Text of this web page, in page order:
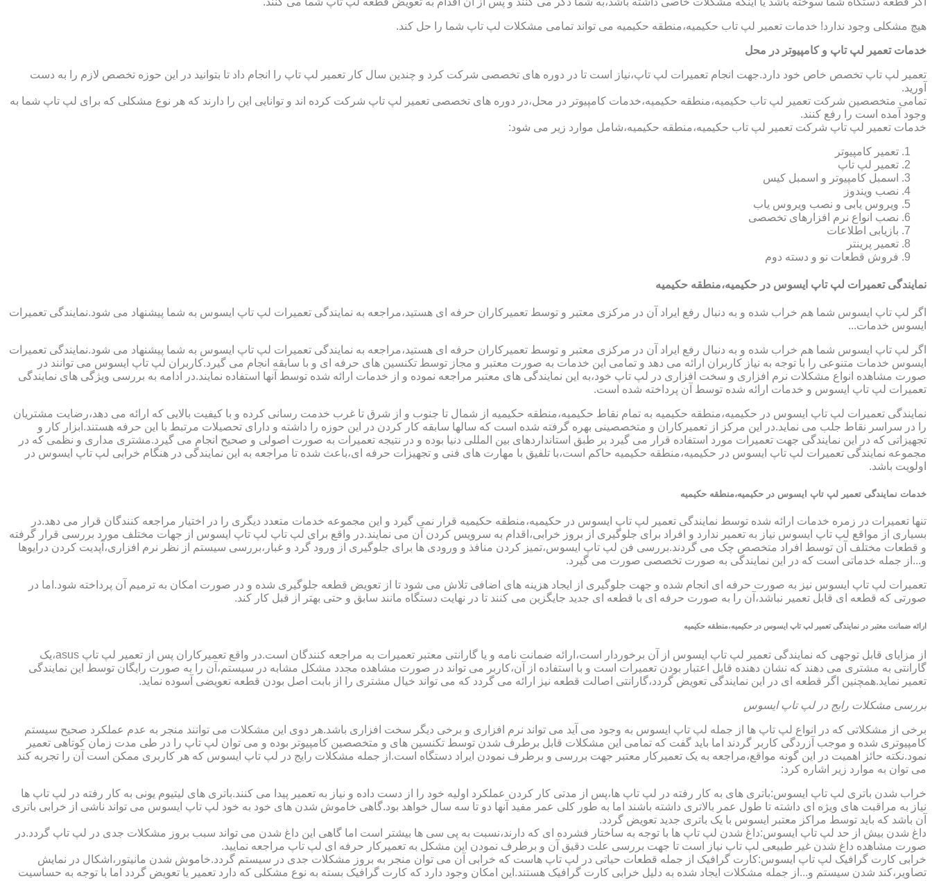
هیچ مشکلی وجود ندارد! خدمات تعمیر لپ تاب حکیمیه،منطقه حکیمیه می تواند تمامی مشکلات لپ تاپ شما را حل کند.
خدمات تعمیر لپ تاپ و کامپیوتر در محل
تعمیر لپ تاپ تخصص خاص خود دارد.جهت انجام تعمیرات لپ تاپ،نیاز است تا در دوره های تخصصی شرکت کرد و چندین سال کار تعمیر لپ تاپ را انجام داد تا بتوانید در این حوزه تخصص لازم را به دست
آورید.
تمامی متخصصین شرکت تعمیر لپ تاب حکیمیه،منطقه حکیمیه،خدمات کامپیوتر در محل،در دوره های تخصصی تعمیر لپ تاپ شرکت کرده اند و توانایی این را دارند که هر نوع مشکلی که برای لپ تاپ شما به
وجود آمده است را رفع کنند.
خدمات تعمیر لپ تاپ شرکت تعمیر لپ تاب حکیمیه،منطقه حکیمیه،شامل موارد زیر می شود:
تعمیر کامپیوتر
تعمیر لپ تاپ
اسمبل کامپیوتر و اسمبل کیس
نصب ویندوز
ویروس یابی و نصب ویروس یاب
نصب انواع نرم افزارهای تخصصی
بازیابی اطلاعات
تعمیر پرینتر
فروش قطعات نو و دسته دوم
نمایندگی تعمیرات لپ تاپ ایسوس در حکیمیه،منطقه حکیمیه
اگر لپ تاپ ایسوس شما هم خراب شده و به دنبال رفع ایراد آن در مرکزی معتبر و توسط تعمیرکاران حرفه ای هستید،مراجعه به نمایندگی تعمیرات لپ تاپ ایسوس به شما پیشنهاد می شود.نمایندگی تعمیرات
ایسوس خدمات...
اگر لپ تاپ ایسوس شما هم خراب شده و به دنبال رفع ایراد آن در مرکزی معتبر و توسط تعمیرکاران حرفه ای هستید،مراجعه به نمایندگی تعمیرات لپ تاپ ایسوس به شما پیشنهاد می شود.نمایندگی تعمیرات
ایسوس خدمات متنوعی را با توجه به نیاز کاربران ارائه می دهد و تمامی این خدمات به صورت معتبر و مجاز توسط تکنسین های حرفه ای و با سابقه انجام می گیرد.کاربران لپ تاپ ایسوس می توانند در
صورت مشاهده انواع مشکلات نرم افزاری و سخت افزاری در لپ تاپ خود،به این نمایندگی های معتبر مراجعه نموده و از خدمات ارائه شده توسط آنها استفاده نمایند.در ادامه به بررسی ویژگی های نمایندگی
تعمیرات لپ تاپ ایسوس و خدمات ارائه شده توسط آن پرداخته شده است.
نمایندگی تعمیرات لپ تاپ ایسوس در حکیمیه،منطقه حکیمیه به تمام نقاط حکیمیه،منطقه حکیمیه از شمال تا جنوب و از شرق تا غرب خدمت رسانی کرده و با کیفیت بالایی که ارائه می دهد،رضایت مشتریان
را در سراسر نقاط جلب می نماید.در این مرکز از تعمیرکاران و متخصصینی بهره گرفته شده است که سالها سابقه کار کردن در این حوزه را داشته و دارای تحصیلات مرتبط با این حرفه هستند.ابزار کار و
تجهیزاتی که در این نمایندگی جهت تعمیرات مورد استفاده قرار می گیرد بر طبق استانداردهای بین المللی دنیا بوده و در نتیجه تعمیرات به صورت اصولی و صحیح انجام می گیرد.مشتری مداری و نظمی که در
مجموعه نمایندگی تعمیرات لپ تاپ ایسوس در حکیمیه،منطقه حکیمیه حاکم است،با تلفیق با مهارت های فنی و تجهیزات حرفه ای،باعث شده تا مراجعه به این نمایندگی در هنگام خرابی لپ تاپ ایسوس در
اولویت باشد.
خدمات نمایندگی تعمیر لپ تاپ ایسوس در حکیمیه،منطقه حکیمیه
تنها تعمیرات در زمره خدمات ارائه شده توسط نمایندگی تعمیر لپ تاپ ایسوس در حکیمیه،منطقه حکیمیه قرار نمی گیرد و این مجموعه خدمات متعدد دیگری را در اختیار مراجعه کنندگان قرار می دهد.در
بسیاری از مواقع لپ تاپ ایسوس نیاز به تعمیر ندارد و افراد برای جلوگیری از بروز خرابی،اقدام به سرویس کردن آن می نمایند.در واقع برای لپ تاپ لپ تاپ ایسوس از جهات مختلف مورد بررسی قرار گرفته
و قطعات مختلف آن توسط افراد متخصص چک می گردند.بررسی فن لپ تاپ ایسوس،تمیز کردن منافذ و ورودی ها برای جلوگیری از ورود گرد و غبار،بررسی سیستم از نظر نرم افزاری،آپدیت کردن درایوها
و...از جمله خدماتی است که در این نمایندگی به صورت تخصصی صورت می گیرد.
تعمیرات لپ تاپ ایسوس نیز به صورت حرفه ای انجام شده و جهت جلوگیری از ایجاد هزینه های اضافی تلاش می شود تا از تعویض قطعه جلوگیری شده و در صورت امکان به ترمیم آن پرداخته شود.اما در
صورتی که قطعه ای قابل تعمیر نباشد،آن را به صورت حرفه ای با قطعه ای جدید جایگزین می کنند تا در نهایت دستگاه مانند سابق و حتی بهتر از قبل کار کند.
ارائه ضمانت معتبر در نمایندگی تعمیر لپ تاپ ایسوس در حکیمیه،منطقه حکیمیه
از مزایای قابل توجهی که نمایندگی تعمیر لپ تاپ ایسوس از آن برخوردار است،ارائه ضمانت نامه و یا گارانتی معتبر تعمیرات به مراجعه کنندگان است.در واقع تعمیرکاران پس از تعمیر لپ تاپ asus،یک
گارانتی به مشتری می دهند که نشان دهنده قابل اعتبار بودن تعمیرات است و با استفاده از آن،کاربر می تواند در صورت مشاهده مجدد مشکل مشابه در سیستم،آن را به صورت رایگان توسط این نمایندگی
تعمیر نماید.همچنین اگر قطعه ای در این نمایندگی تعویض گردد،گارانتی اصالت قطعه نیز ارائه می گردد که می تواند خیال مشتری را از بابت اصل بودن قطعه تعویضی آسوده نماید.
بررسی مشکلات رایج در لپ تاپ ایسوس
برخی از مشکلاتی که در انواع لپ تاپ ها از جمله لپ تاپ ایسوس به وجود می آید می تواند نرم افزاری و برخی دیگر سخت افزاری باشد.هر دوی این مشکلات می توانند منجر به عدم عملکرد صحیح سیستم
کامپیوتری شده و موجب آزردگی کاربر گردند اما باید گفت که تمامی این مشکلات قابل برطرف شدن توسط تکنسین های و متخصصین کامپیوتر بوده و می توان لپ تاپ را در طی مدت زمان کوتاهی تعمیر
نمود.نکته حائز اهمیت در این گونه مواقع،مراجعه به یک تعمیرکار معتبر جهت بررسی و برطرف نمودن ایراد دستگاه است.از جمله مشکلات رایج در لپ تاپ ایسوس که هر کاربری ممکن است آن را تجربه کند
می توان به موارد زیر اشاره کرد:
خراب شدن باتری لپ تاپ ایسوس:باتری های به کار رفته در لپ تاپ ها،پس از مدتی کار کردن عملکرد اولیه خود را از دست داده و نیاز به تعمیر پیدا می کنند.باتری های لیتیوم یونی به کار رفته در لپ تاپ ها
نیاز به مراقبت های ویژه ای داشته تا طول عمر بالاتری داشته باشند اما به طور کلی عمر مفید آنها دو تا سه سال خواهد بود.گاهی خاموش شدن های خود به خود لپ تاپ ایسوس می تواند ناشی از خرابی باتری
آن باشد که باید توسط مراکز معتبر ایسوس با یک باتری جدید تعویض گردد.
داغ شدن بیش از حد لپ تاپ ایسوس:داغ شدن لپ تاپ ها با توجه به ساختار فشرده ای که دارند،نسبت به پی سی ها بیشتر است اما گاهی این داغ شدن می تواند سبب بروز مشکلات جدی در لپ تاپ گردد.در
صورت مشاهده داغ شدن غیر طبیعی لپ تاپ نیاز است تا جهت بررسی علت دقیق آن و برطرف نمودن این مشکل به تعمیرکار حرفه ای لپ تاپ مراجعه نمایید.
خرابی کارت گرافیک لپ تاپ ایسوس:کارت گرافیک از جمله قطعات حیاتی در لپ تاپ هاست که خرابی آن می توان منجر به بروز مشکلات جدی در سیستم گردد.خاموش شدن مانیتور،اشکال در نمایش
تصاویر،کند شدن سیستم و...از جمله مشکلات ایجاد شده به دلیل خرابی کارت گرافیک هستند.این امکان وجود دارد که کارت گرافیک بسته به نوع مشکلی که دارد تعمیر یا تعویض گردد اما با توجه به حساسیت